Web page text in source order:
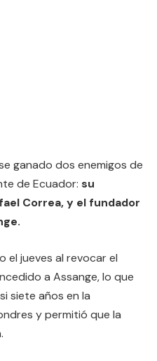
ganado dos enemigos de
de Ecuador: su
Correa, y el fundador
el jueves al revocar el
a Assange, lo que
siete años en la
y permitió que la